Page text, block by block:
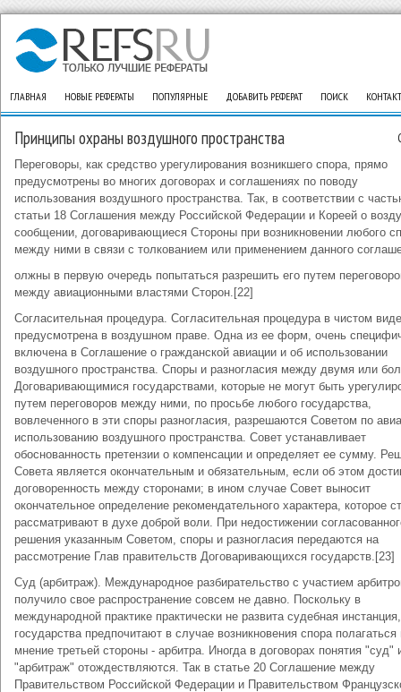
ГЛАВНАЯ НОВЫЕ РЕФЕРАТЫ ПОПУЛЯРНЫЕ ДОБАВИТЬ РЕФЕРАТ ПОИСК
Принципы охраны воздушного пространства
Переговоры, как средство урегулирования возникшего спора, прямо
предусмотрены во многих договорах и соглашениях по поводу
использования воздушного пространства. Так, в соответствии с
статьи 18 Соглашения между Российской Федерации и Кореей о
сообщении, договаривающиеся Стороны при возникновении любого
между ними в связи с толкованием или применением данного
олжны в первую очередь попытаться разрешить его путем
между авиационными властями Сторон.[22]
Согласительная процедура. Согласительная процедура в чистом
предусмотрена в воздушном праве. Одна из ее форм, очень
включена в Соглашение о гражданской авиации и об использовании
воздушного пространства. Споры и разногласия между двумя или
Договаривающимися государствами, которые не могут быть
путем переговоров между ними, по просьбе любого государства,
вовлеченного в эти споры разногласия, разрешаются Советом по
использованию воздушного пространства. Совет устанавливает
обоснованность претензии о компенсации и определяет ее сумму.
Совета является окончательным и обязательным, если об этом
договоренность между сторонами; в ином случае Совет выносит
окончательное определение рекомендательного характера, которое
рассматривают в духе доброй воли. При недостижении
решения указанным Советом, споры и разногласия передаются на
рассмотрение Глав правительств Договаривающихся государств.[23]
Суд (арбитраж). Международное разбирательство с участием
получило свое распространение совсем не давно. Поскольку в
международной практике практически не развита судебная инстанция,
государства предпочитают в случае возникновения спора полагаться
мнение третьей стороны - арбитра. Иногда в договорах понятия "суд"
"арбитраж" отождествляются. Так в статье 20 Соглашение между
Правительством Российской Федерации и Правительством